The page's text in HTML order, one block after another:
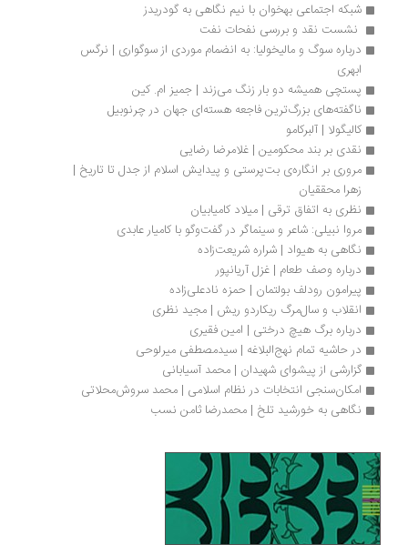
شبکه اجتماعی بهخوان با نیم نگاهی به گودریدز
نشست نقد و بررسی نفحات نفت
درباره سوگ و مالیخولیا: به ‌انضمام موردی از سوگواری | نرگس
پستچی همیشه دو بار زنگ می‌زند | جمیز ام. کین
ناگفته‌های بزرگ‌ترین فاجعه هسته‌ای جهان در چرنوبیل
کالیگولا | آلبرکامو
نقدی بر بند محکومین | غلامرضا رضایی
زهرا محققیان
نظری به اتفاق ترقی | میلاد کامیابیان
مروا نبیلی: شاعر و سینماگر در گفت‌وگو با کامیار عابدی
نگاهی به هیواد | شراره شریعت‌زاده
درباره وصف طعام | غزل آریانپور
پیرامون رودلف بولتمان | حمزه نادعلی‌زاده
انقلاب و سال‌مرگ ریکاردو ریش | مجید نظری
درباره برگ هیچ درختی | امین فقیری
در حاشیه تمام نهج‌البلاغه | سیدمصطفی میرلوحی
گزارشی از پیشوای شهیدان | محمد آسیابانی
امکان‌سنجی انتخابات در نظام‌ اسلامی | محمد سروش‌محلاتی
نگاهی به خورشید تلخ | محمدرضا ثامن نسب